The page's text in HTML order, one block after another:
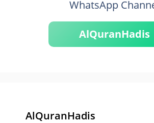
WhatsApp
AlQuranHadis
AlQuranHadis